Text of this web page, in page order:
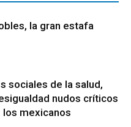
la gran estafa
sociales de la salud,
nudos críticos
los mexicanos